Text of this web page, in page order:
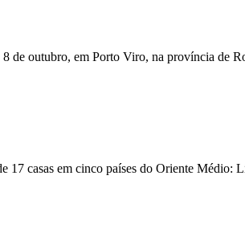
de outubro, em Porto Viro, na província de
casas em cinco países do Oriente Médio: